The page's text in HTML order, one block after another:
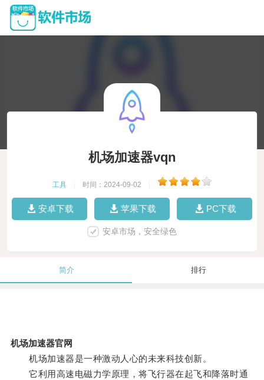
机场加速器vqn
工具 时间：2024-09-02
安卓下载 苹果下载 PC下载
安卓市场，安全绿色
简介 排行
机场加速器官网
机场加速器是一种激动人心的未来科技创新。
它利用高速电磁力学原理，将飞行器在起飞和降落时通